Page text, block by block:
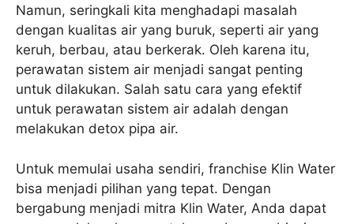
Namun, seringkali kita menghadapi masalah
dengan kualitas air yang buruk, seperti air yang
keruh, berbau, atau berkerak. Oleh karena itu,
perawatan sistem air menjadi sangat penting
untuk dilakukan. Salah satu cara yang efektif
untuk perawatan sistem air adalah dengan
melakukan detox pipa air.
Untuk memulai usaha sendiri, franchise Klin Water
bisa menjadi pilihan yang tepat. Dengan
bergabung menjadi mitra Klin Water, Anda dapat